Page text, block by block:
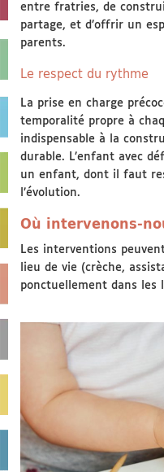
entre fratries, de
partage, et d’offrir un
parents.
Le respect du rythme
La prise en charge
temporalité propre à
indispensable à la
durable. L’enfant avec
un enfant, dont il faut
l’évolution.
Où intervenons-
Les interventions
lieu de vie (crèche,
ponctuellement dans les